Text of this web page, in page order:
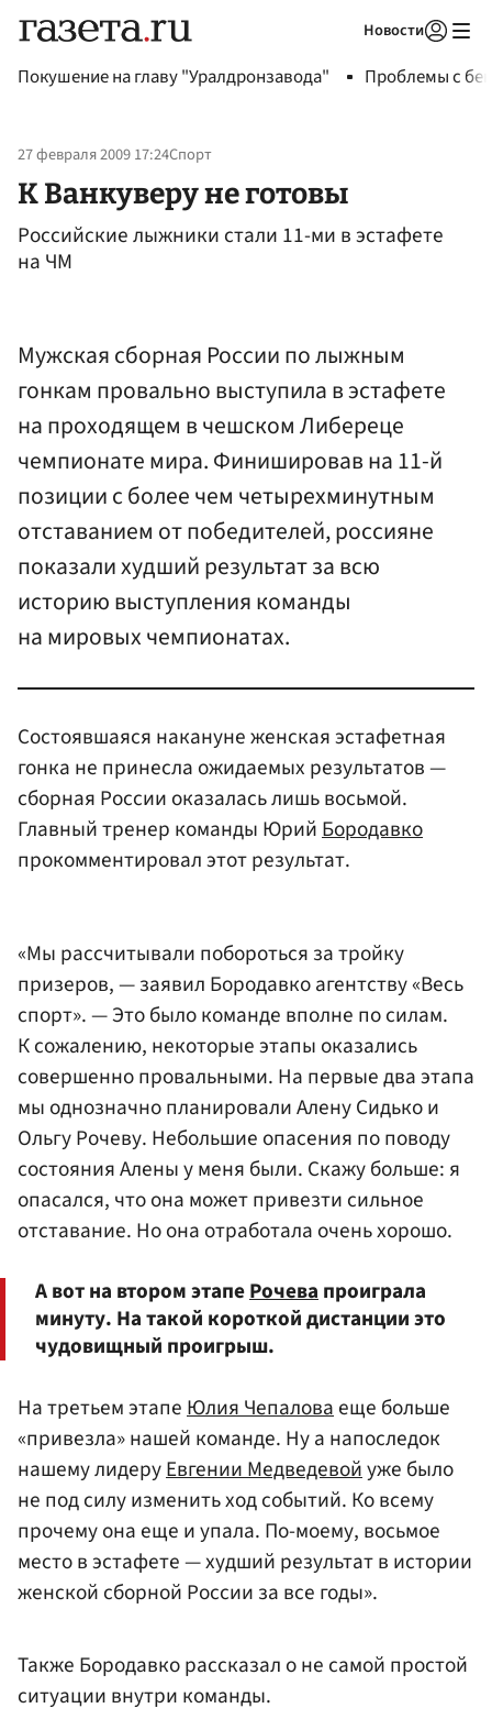
Новости
Покушение на главу "Уралдронзавода" Проблемы с
27 февраля 2009 17:24Спорт
К Ванкуверу не готовы
Российские лыжники стали 11-ми в эстафете
на ЧМ
Мужская сборная России по лыжным
гонкам провально выступила в эстафете
на проходящем в чешском Либереце
чемпионате мира. Финишировав на 11-й
позиции с более чем четырехминутным
отставанием от победителей, россияне
показали худший результат за всю
историю выступления команды
на мировых чемпионатах.
Состоявшаяся накануне женская эстафетная
гонка не принесла ожидаемых результатов —
сборная России оказалась лишь восьмой.
Главный тренер команды Юрий Бородавко
прокомментировал этот результат.
«Мы рассчитывали побороться за тройку
призеров, — заявил Бородавко агентству «Весь
спорт». — Это было команде вполне по силам.
К сожалению, некоторые этапы оказались
совершенно провальными. На первые два этапа
мы однозначно планировали Алену Сидько и
Ольгу Рочеву. Небольшие опасения по поводу
состояния Алены у меня были. Скажу больше: я
опасался, что она может привезти сильное
отставание. Но она отработала очень хорошо.
А вот на втором этапеРочевапроиграла
минуту. На такой короткой дистанции это
чудовищный проигрыш.
На третьем этапеЮлия Чепаловаеще больше
«привезла» нашей команде. Ну а напоследок
нашему лидеруЕвгении Медведевойуже было
не под силу изменить ход событий. Ко всему
прочему она еще и упала. По-моему, восьмое
место в эстафете — худший результат в истории
женской сборной России за все годы».
Также Бородавко рассказал о не самой простой
ситуации внутри команды.